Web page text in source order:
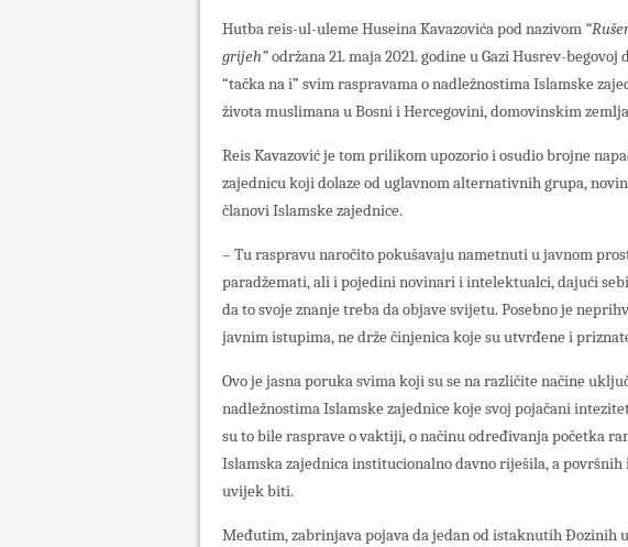
Hutba reis-ul-uleme Huseina Kavazovića pod nazivom
grijeh”održana 21. maja 2021. godine u Gazi Husrev-
“tačka na i” svim raspravama o nadležnostima Islamske
života muslimana u Bosni i Hercegovini, domovinskim
Reis Kavazović je tom prilikom upozorio i osudio brojne
zajednicu koji dolaze od uglavnom alternativnih grupa,
članovi Islamske zajednice.
– Tu raspravu naročito pokušavaju nametnuti u javnom
paradžemati, ali i pojedini novinari i intelektualci, dajući
da to svoje znanje treba da objave svijetu. Posebno je
javnim istupima, ne drže činjenica koje su utvrđene i
Ovo je jasna poruka svima koji su se na različite načine
nadležnostima Islamske zajednice koje svoj pojačani
su to bile rasprave o vaktiji, o načinu određivanja početka
Islamska zajednica institucionalno davno riješila, a
uvijek biti.
Međutim, zabrinjava pojava da jedan od istaknutih